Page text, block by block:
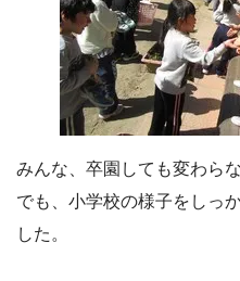
みんな、卒園しても変わら
でも、小学校の様子をしっ
した。